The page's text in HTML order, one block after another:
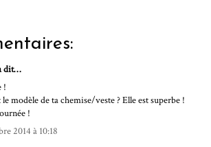
dit…
!
le modèle de ta chemise/veste ? Elle est superbe !
!
2014 à 10:18